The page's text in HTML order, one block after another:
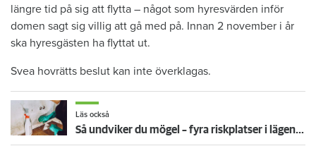
längre tid på sig att flytta – något som hyresvärden inför
domen sagt sig villig att gå med på. Innan 2 november i år
ska hyresgästen ha flyttat ut.
Svea hovrätts beslut kan inte överklagas.
Läs också
Så undviker du mögel – fyra riskplatser i lägenheten: ”Måste städa bort”